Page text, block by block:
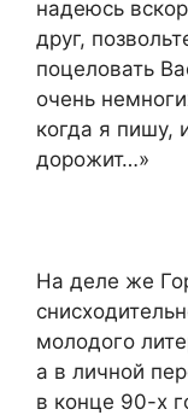
надеюсь
друг,
поцеловать
очень
когда я пишу,
дорожит…»
На деле же
молодого
а в личной
в конце 90-х